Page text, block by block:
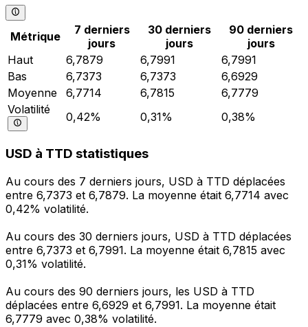
Métrique
7 derniers
jours
30 derniers
jours
90 derniers
jours
Haut
6,7879 6,7991
6,7991
Bas
6,7373 6,7373
6,6929
Moyenne
6,7714 6,7815
6,7779
Volatilité
0,42% 0,31% 0,38%
USD à TTD statistiques
Au cours des 7 derniers jours, USD à TTD déplacées
entre 6,7373 et 6,7879. La moyenne était 6,7714 avec
0,42% volatilité.
Au cours des 30 derniers jours, USD à TTD déplacées
entre 6,7373 et 6,7991. La moyenne était 6,7815 avec
0,31% volatilité.
Au cours des 90 derniers jours, les USD à TTD
déplacées entre 6,6929 et 6,7991. La moyenne était
6,7779 avec 0,38% volatilité.